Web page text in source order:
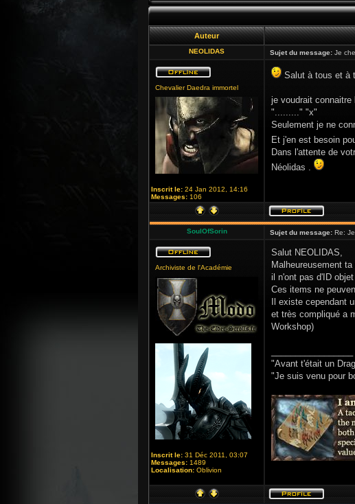
Auteur
NEOLIDAS Sujet du message: Je
Chevalier Daedra immortel
Inscrit le: 24 Jan 2012, 14:16
Messages: 106
Salut à tous et à
je voudrait
"........." "x"
Seulement je ne
Et j'en est besoin
Dans l'attente de
Néolidas .
SoulOfSorin Sujet du message: Re:
Archiviste de l'Académie
Inscrit le: 31 Déc 2011, 03:07
Messages: 1489
Localisation: Oblivion
Salut NEOLIDAS,
Malheureusement
il n'ont pas d'ID
Ces items ne
Il existe cependant
et très compliqué a
Workshop)
"Avant t'était un
"Je suis venu pour